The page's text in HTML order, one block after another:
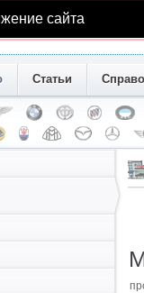
сайта
Статьи